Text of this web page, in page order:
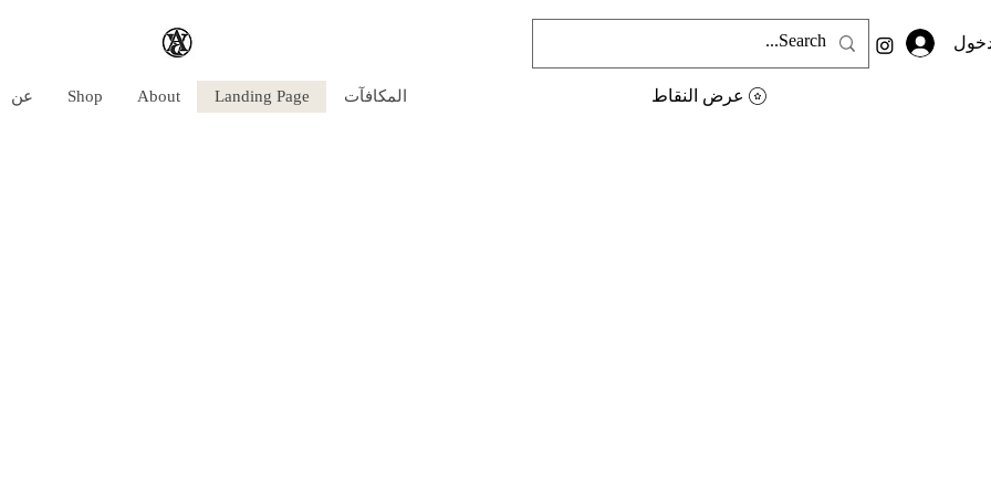
عن Shop About Landing Page المكافآت عرض النقاط